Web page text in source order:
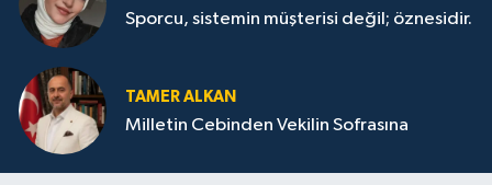
Sporcu, sistemin müşterisi değil; öznesidir.
TAMER ALKAN
Milletin Cebinden Vekilin Sofrasına